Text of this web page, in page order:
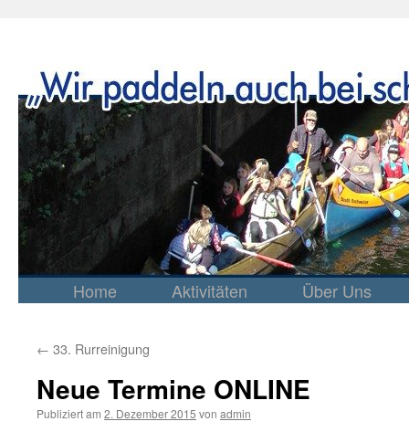
SpringeHome Aktivitäten Über Uns
← 33. Rurreinigung
Neue Termine ONLINE
Publiziert am 2. Dezember 2015 von admin